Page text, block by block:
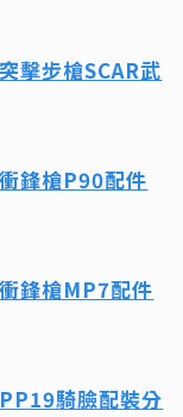
擊步槍SCAR武
鋒槍P90配件
鋒槍MP7配件
騎臉配裝分